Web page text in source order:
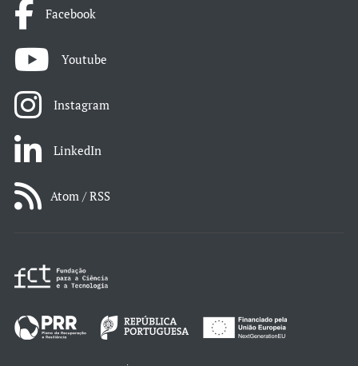
Facebook
Youtube
Instagram
LinkedIn
Atom / RSS